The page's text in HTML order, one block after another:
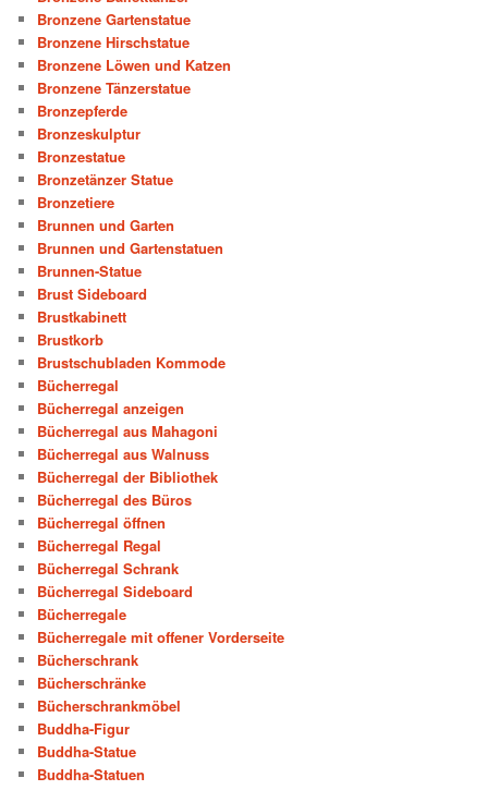
Bronzene Gartenstatue
Bronzene Hirschstatue
Bronzene Löwen und Katzen
Bronzene Tänzerstatue
Bronzepferde
Bronzeskulptur
Bronzestatue
Bronzetänzer Statue
Bronzetiere
Brunnen und Garten
Brunnen und Gartenstatuen
Brunnen-Statue
Brust Sideboard
Brustkabinett
Brustkorb
Brustschubladen Kommode
Bücherregal
Bücherregal anzeigen
Bücherregal aus Mahagoni
Bücherregal aus Walnuss
Bücherregal der Bibliothek
Bücherregal des Büros
Bücherregal öffnen
Bücherregal Regal
Bücherregal Schrank
Bücherregal Sideboard
Bücherregale
Bücherregale mit offener Vorderseite
Bücherschrank
Bücherschränke
Bücherschrankmöbel
Buddha-Figur
Buddha-Statue
Buddha-Statuen